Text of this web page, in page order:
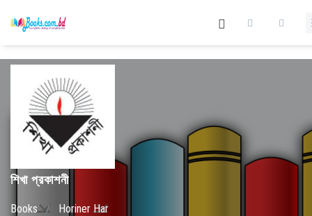
শিখা প্রকাশনী
Books / Horiner Har